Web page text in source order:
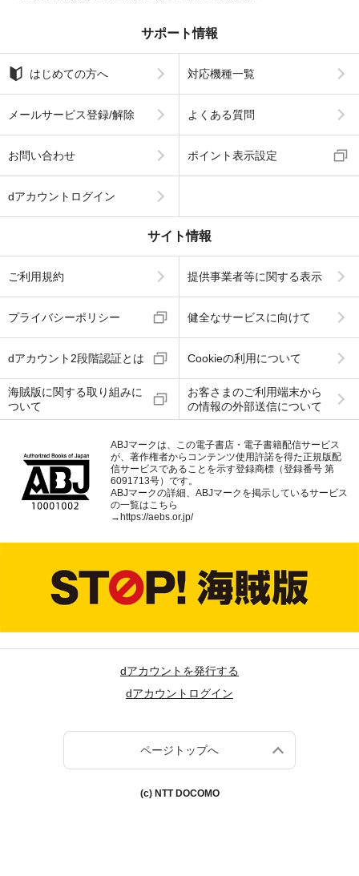
サポート情報
はじめての方へ 対応機種一覧
メールサービス登録/解除 よくある質問
お問い合わせ ポイント表示設定
dアカウントログイン
サイト情報
ご利用規約 提供事業者等に関する表示
プライバシーポリシー 健全なサービスに向けて
dアカウント2段階認証とは Cookieの利用について
海賊版に関する取り組みに
ついて
お客さまのご利用端末から
の情報の外部送信について
ABJマークは、この電子書店・電子書籍配信サービス
が、著作権者からコンテンツ使用許諾を得た正規版配
信サービスであることを示す登録商標（登録番号 第
6091713号）です。
ABJマークの詳細、ABJマークを掲示しているサービス
の一覧はこちら
→ https://aebs.or.jp/
dアカウントを発行する
dアカウントログイン
ページトップへ
(c) NTT DOCOMO